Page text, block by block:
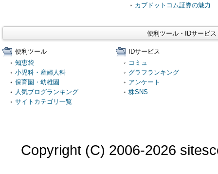
カブドットコム証券の魅力
便利ツール・IDサービ
便利ツール
知恵袋
小児科・産婦人科
保育園・幼稚園
人気ブログランキング
サイトカテゴリ一覧
IDサービス
コミュ
グラフランキング
アンケート
株SNS
Copyright (C) 2006-2026